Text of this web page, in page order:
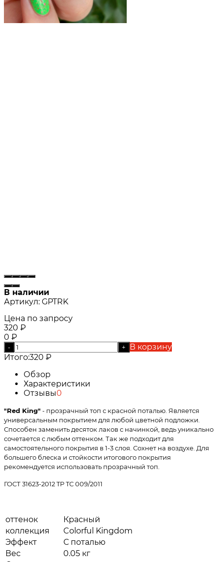
В наличии
Артикул: GPTRK
Цена по запросу
320 ₽
0 ₽
- +
В корзину
Итого:320 ₽
Обзор
Характеристики
Отзывы0
"Red King" - прозрачный топ с красной поталью. Является
универсальным покрытием для любой цветной подложки.
Способен заменить десяток лаков с начинкой, ведь уникально
сочетается с любым оттенком. Так же подходит для
самостоятельного покрытия в 1-3 слоя. Сохнет на воздухе. Для
большего блеска и стойкости итогового покрытия
рекомендуется использовать прозрачный топ.
ГОСТ 31623-2012 TP TC 009/2011
оттенок
Красный
коллекция
Colorful Kingdom
Эффект
С поталью
Вес
0.05 кг